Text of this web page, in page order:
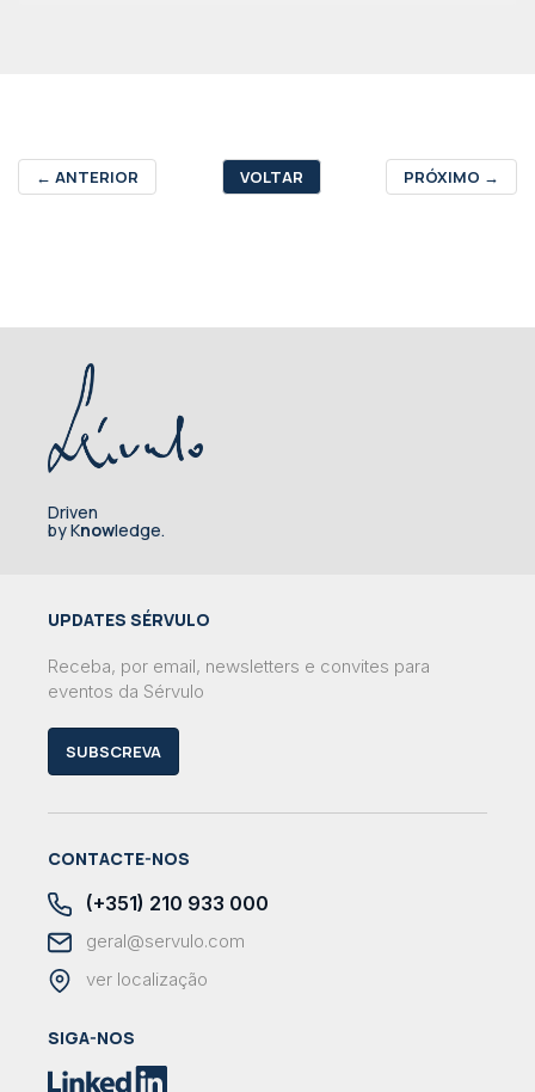
← ANTERIOR VOLTAR PRÓXIMO →
Driven
by Knowledge.
UPDATES SÉRVULO
Receba, por email, newsletters e convites para
eventos da Sérvulo
SUBSCREVA
CONTACTE-NOS
(+351) 210 933 000
geral@servulo.com
ver localização
SIGA-NOS